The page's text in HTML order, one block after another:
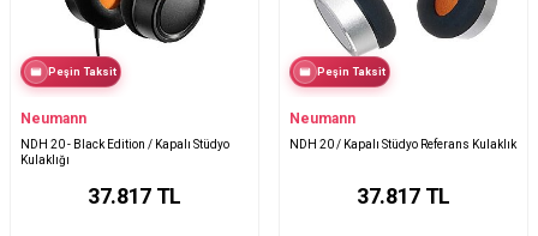
Peşin Taksit
Neumann
NDH 20 - Black Edition / Kapalı Stüdyo
Kulaklığı
37.817TL
Peşin Taksit
Neumann
NDH 20 / Kapalı Stüdyo Referans Kulaklık
37.817TL